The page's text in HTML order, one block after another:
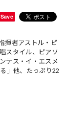
Save
揮者アストル・ピ
スタイル、ピアソ
テス・イ・エスメ
」他、たっぷり22